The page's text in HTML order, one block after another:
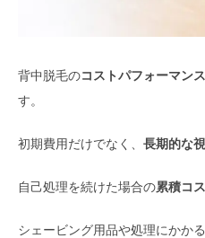
背中脱毛のコストパフォーマンス
す。
初期費用だけでなく、 長期的な
自己処理を続けた場合の累積コ
シェービング用品や処理にかかる